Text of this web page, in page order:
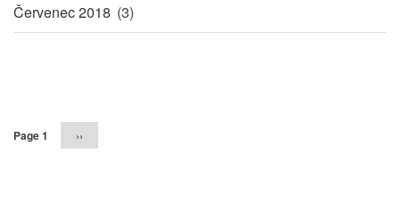
Červenec 2018 (3)
Page 1 Následující
stránka
››